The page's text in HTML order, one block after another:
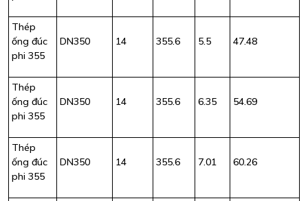
Thép
ống đúc
phi 355
DN350 14 355.6 5.5 47.48
Thép
ống đúc
phi 355
DN350 14 355.6 6.35 54.69
Thép
ống đúc
phi 355
DN350 14 355.6 7.01 60.26